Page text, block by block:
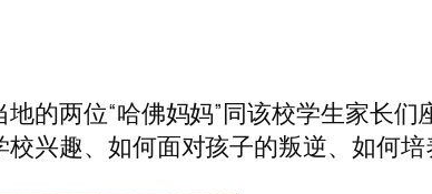
的两位“哈佛妈妈”同该校学生家长
兴趣、如何面对孩子的叛逆、如何